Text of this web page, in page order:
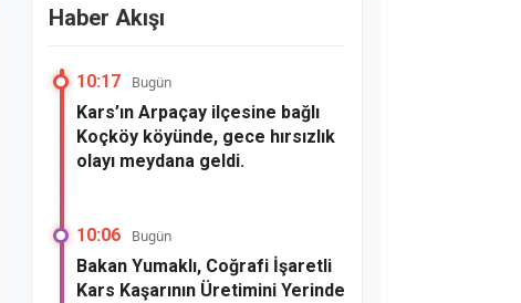
Haber Akışı
10:17 Bugün
Kars’ın Arpaçay ilçesine bağlı
Koçköy köyünde, gece hırsızlık
olayı meydana geldi.
10:06 Bugün
Bakan Yumaklı, Coğrafi İşaretli
Kars Kaşarının Üretimini Yerinde